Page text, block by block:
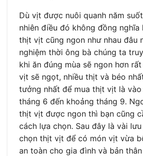
Dù vịt được nuôi quanh năm
nhiên điều đó không đồng nghĩa
thịt vịt cũng ngon như nhau đâu
nghiệm thời ông bà chúng ta
khi ăn đúng mùa sẽ ngon hơn rất
vịt sẽ ngọt, nhiều thịt và béo
tưởng nhất để mua thịt vịt là
tháng 6 đến khoảng tháng 9.
thịt vịt được ngon thì bạn cũng
cách lựa chọn. Sau đây là vài
chọn thịt vịt để có món vịt vừa
an toàn cho gia đình và bản thân